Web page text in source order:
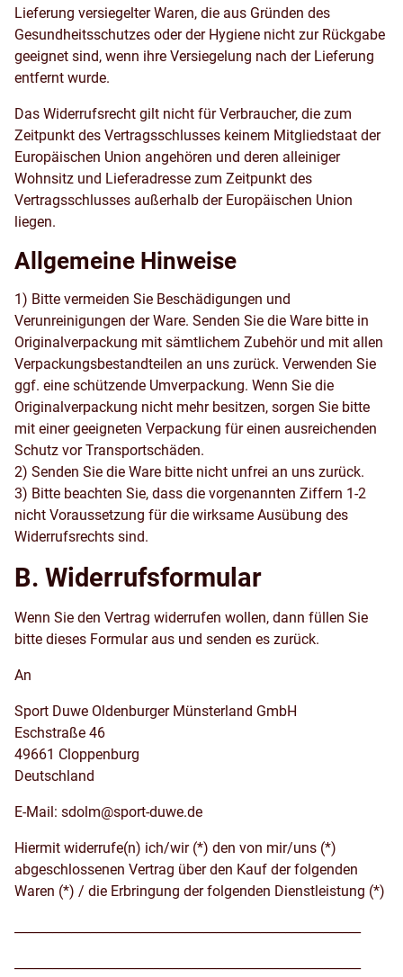
Lieferung versiegelter Waren, die aus Gründen des
Gesundheitsschutzes oder der Hygiene nicht zur Rückgabe
geeignet sind, wenn ihre Versiegelung nach der Lieferung
entfernt wurde.
Das Widerrufsrecht gilt nicht für Verbraucher, die zum
Zeitpunkt des Vertragsschlusses keinem Mitgliedstaat der
Europäischen Union angehören und deren alleiniger
Wohnsitz und Lieferadresse zum Zeitpunkt des
Vertragsschlusses außerhalb der Europäischen Union
liegen.
Allgemeine Hinweise
1) Bitte vermeiden Sie Beschädigungen und
Verunreinigungen der Ware. Senden Sie die Ware bitte in
Originalverpackung mit sämtlichem Zubehör und mit allen
Verpackungsbestandteilen an uns zurück. Verwenden Sie
ggf. eine schützende Umverpackung. Wenn Sie die
Originalverpackung nicht mehr besitzen, sorgen Sie bitte
mit einer geeigneten Verpackung für einen ausreichenden
Schutz vor Transportschäden.
2) Senden Sie die Ware bitte nicht unfrei an uns zurück.
3) Bitte beachten Sie, dass die vorgenannten Ziffern 1-2
nicht Voraussetzung für die wirksame Ausübung des
Widerrufsrechts sind.
B. Widerrufsformular
Wenn Sie den Vertrag widerrufen wollen, dann füllen Sie
bitte dieses Formular aus und senden es zurück.
An
Sport Duwe Oldenburger Münsterland GmbH
Eschstraße 46
49661 Cloppenburg
Deutschland
E-Mail: sdolm@sport-duwe.de
Hiermit widerrufe(n) ich/wir (*) den von mir/uns (*)
abgeschlossenen Vertrag über den Kauf der folgenden
Waren (*) / die Erbringung der folgenden Dienstleistung (*)